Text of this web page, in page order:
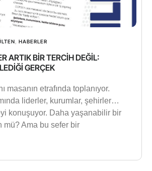
HABERLER
ARTIK BİR TERCİH DEĞİL:
GERÇEK
masanın etrafında toplanıyor.
liderler, kurumlar, şehirler…
konuşuyor. Daha yaşanabilir bir
mü? Ama bu sefer bir